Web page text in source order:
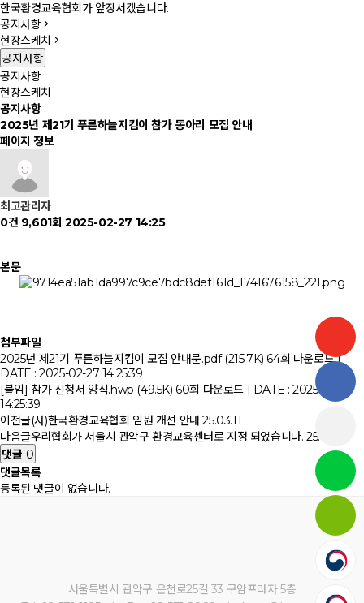
한국환경교육협회가 앞장서겠습니다.
공지사항
현장스케치
공지사항
공지사항
현장스케치
공지사항
2025년 제21기 푸른하늘지킴이 참가 동아리 모집 안내
페이지 정보
최고관리자
0건 9,601회 2025-02-27 14:25
본문
첨부파일
2025년 제21기 푸른하늘지킴이 모집 안내문.pdf (215.7K) 64회 다운로드 |
DATE : 2025-02-27 14:25:39
[붙임] 참가 신청서 양식.hwp (49.5K) 60회 다운로드 | DATE : 2025-02-27
14:25:39
이전글(사)한국환경교육협회 임원 개선 안내 25.03.11
다음글우리협회가 서울시 관악구 환경교육센터로 지정 되었습니다. 25.02.18
댓글 0
댓글목록
등록된 댓글이 없습니다.
서울특별시 관악구 은천로25길 33 구암프라자 5층